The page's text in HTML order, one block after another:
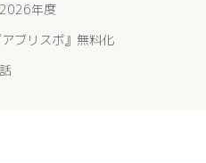
2026年度
ブリスボ』無料化